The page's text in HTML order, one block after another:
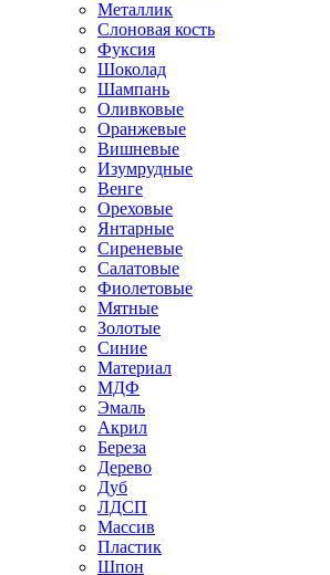
Металлик
Слоновая кость
Фуксия
Шоколад
Шампань
Оливковые
Оранжевые
Вишневые
Изумрудные
Венге
Ореховые
Янтарные
Сиреневые
Салатовые
Фиолетовые
Мятные
Золотые
Синие
Материал
МДФ
Эмаль
Акрил
Береза
Дерево
Дуб
ЛДСП
Массив
Пластик
Шпон